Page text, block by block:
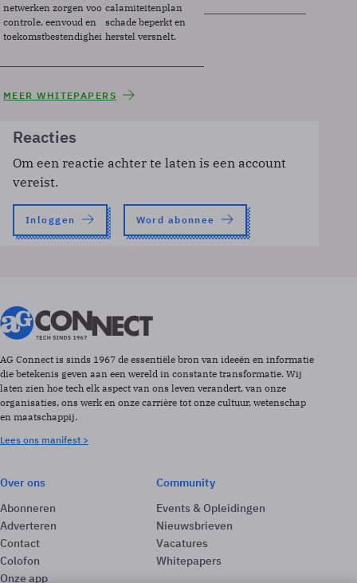
netwerken zorgen voor
controle, eenvoud en
toekomstbestendigheid.
calamiteitenplan
schade beperkt en
herstel versnelt.
MEER WHITEPAPERS
Reacties
Om een reactie achter te laten is een account
vereist.
Inloggen Word abonnee
AG Connect is sinds 1967 de essentiële bron van ideeën en informatie
die betekenis geven aan een wereld in constante transformatie. Wij
laten zien hoe tech elk aspect van ons leven verandert, van onze
organisaties, ons werk en onze carrière tot onze cultuur, wetenschap
en maatschappij.
Lees ons manifest >
Over ons
Abonneren
Adverteren
Contact
Colofon
Onze app
Community
Events & Opleidingen
Nieuwsbrieven
Vacatures
Whitepapers